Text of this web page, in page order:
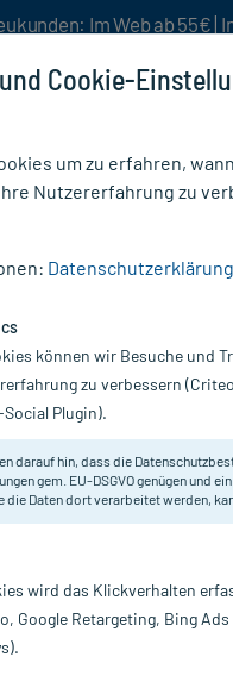
Im Web ab 55€ |
Nur für kurze Zeit:
mit Bio
Cookie-
um zu erfahren,
Nutzererfahrung zu
Datenschutzerklärung
können wir Besuche und
zu verbessern
Plugin).
darauf hin, dass die
gem. EU-DSGVO genügen und
die Daten dort verarbeitet werden,
wird das Klickverhalten
Google Retargeting, Bing